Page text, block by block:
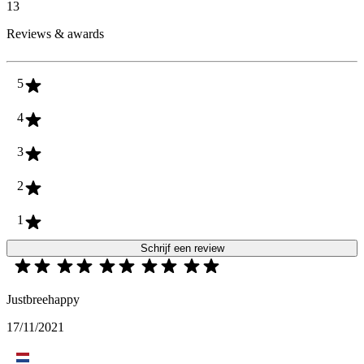
13
Reviews & awards
5
4
3
2
1
Schrijf een review
Justbreehappy
17/11/2021